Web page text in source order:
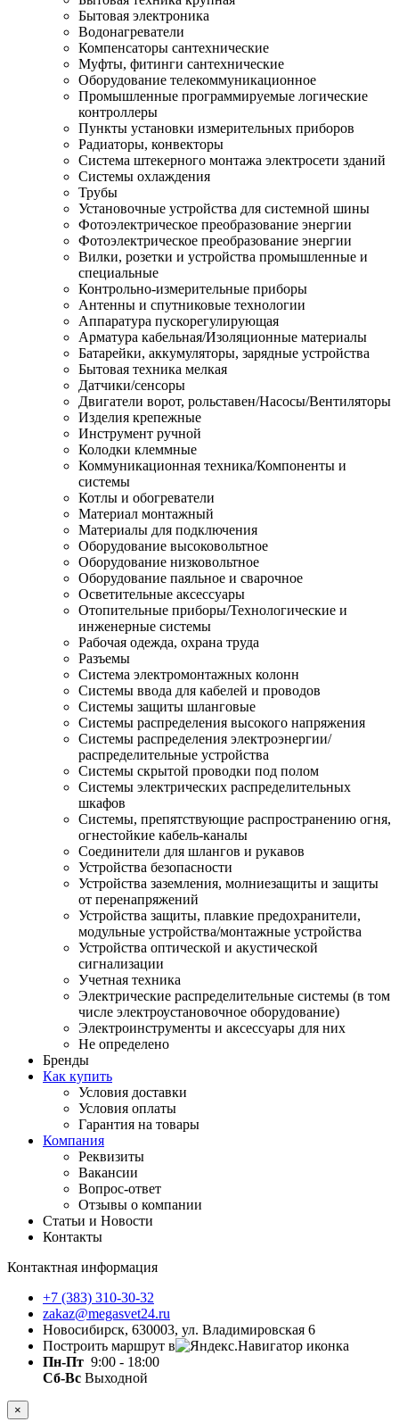
Бытовая электроника
Водонагреватели
Компенсаторы сантехнические
Муфты, фитинги сантехнические
Оборудование телекоммуникационное
Промышленные программируемые логические
контроллеры
Пункты установки измерительных приборов
Радиаторы, конвекторы
Система штекерного монтажа электросети зданий
Системы охлаждения
Трубы
Установочные устройства для системной шины
Фотоэлектрическое преобразование энергии
Фотоэлектрическое преобразование энергии
Вилки, розетки и устройства промышленные и
специальные
Контрольно-измерительные приборы
Антенны и спутниковые технологии
Аппаратура пускорегулирующая
Арматура кабельная/Изоляционные материалы
Батарейки, аккумуляторы, зарядные устройства
Бытовая техника мелкая
Датчики/сенсоры
Двигатели ворот, рольставен/Насосы/Вентиляторы
Изделия крепежные
Инструмент ручной
Колодки клеммные
Коммуникационная техника/Компоненты и
системы
Котлы и обогреватели
Материал монтажный
Материалы для подключения
Оборудование высоковольтное
Оборудование низковольтное
Оборудование паяльное и сварочное
Осветительные аксессуары
Отопительные приборы/Технологические и
инженерные системы
Рабочая одежда, охрана труда
Разъемы
Система электромонтажных колонн
Системы ввода для кабелей и проводов
Системы защиты шланговые
Системы распределения высокого напряжения
Системы распределения электроэнергии/
распределительные устройства
Системы скрытой проводки под полом
Системы электрических распределительных
шкафов
Системы, препятствующие распространению огня,
огнестойкие кабель-каналы
Соединители для шлангов и рукавов
Устройства безопасности
Устройства заземления, молниезащиты и защиты
от перенапряжений
Устройства защиты, плавкие предохранители,
модульные устройства/монтажные устройства
Устройства оптической и акустической
сигнализации
Учетная техника
Электрические распределительные системы (в том
числе электроустановочное оборудование)
Электроинструменты и аксессуары для них
Не определено
Бренды
Как купить
Условия доставки
Условия оплаты
Гарантия на товары
Компания
Реквизиты
Вакансии
Вопрос-ответ
Отзывы о компании
Статьи и Новости
Контакты
Контактная информация
+7 (383) 310-30-32
zakaz@megasvet24.ru
Новосибирск, 630003, ул. Владимировская 6
Построить маршрут в
Пн-Пт 9:00 - 18:00
Сб-Вс Выходной
×